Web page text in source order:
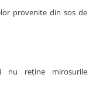
provenite din sos de
nu reține mirosurile